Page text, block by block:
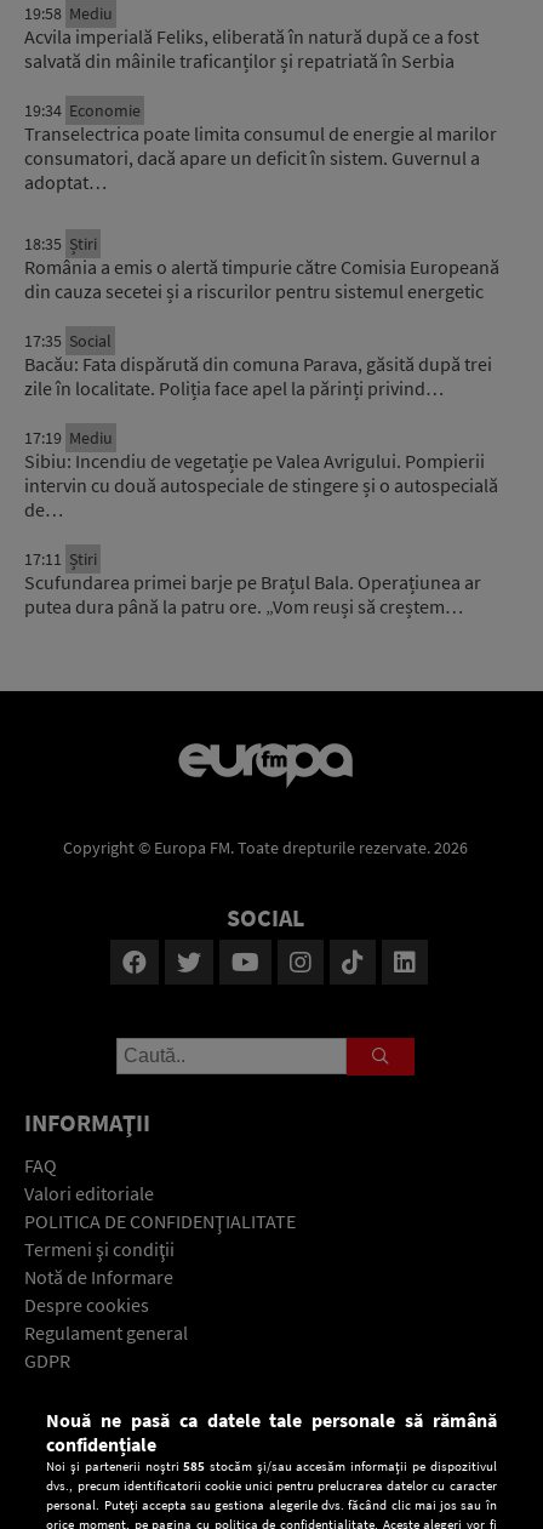
19:58 Mediu
Acvila imperială Feliks, eliberată în natură după ce a fost
salvată din mâinile traficanților și repatriată în Serbia
19:34 Economie
Transelectrica poate limita consumul de energie al marilor
consumatori, dacă apare un deficit în sistem. Guvernul a
adoptat…
18:35 Știri
România a emis o alertă timpurie către Comisia Europeană
din cauza secetei și a riscurilor pentru sistemul energetic
17:35 Social
Bacău: Fata dispărută din comuna Parava, găsită după trei
zile în localitate. Poliția face apel la părinți privind…
17:19 Mediu
Sibiu: Incendiu de vegetație pe Valea Avrigului. Pompierii
intervin cu două autospeciale de stingere și o autospecială
de…
17:11 Știri
Scufundarea primei barje pe Brațul Bala. Operațiunea ar
putea dura până la patru ore. „Vom reuși să creștem…
Copyright © Europa FM. Toate drepturile rezervate. 2026
SOCIAL
INFORMAŢII
FAQ
Valori editoriale
POLITICA DE CONFIDENŢIALITATE
Termeni şi condiţii
Notă de Informare
Despre cookies
Regulament general
GDPR
Descarcă gratuit aplicaţia Europa FM pentru smartphone:
Nouă ne pasă ca datele tale personale să rămână
confidențiale
Noi și partenerii noștri585 stocăm și/sau accesăm informații pe dispozitivul
dvs., precum identificatorii cookie unici pentru prelucrarea datelor cu caracter
personal. Puteți accepta sau gestiona alegerile dvs. făcând clic mai jos sau în
orice moment, pe pagina cu politica de confidențialitate. Aceste alegeri vor fi